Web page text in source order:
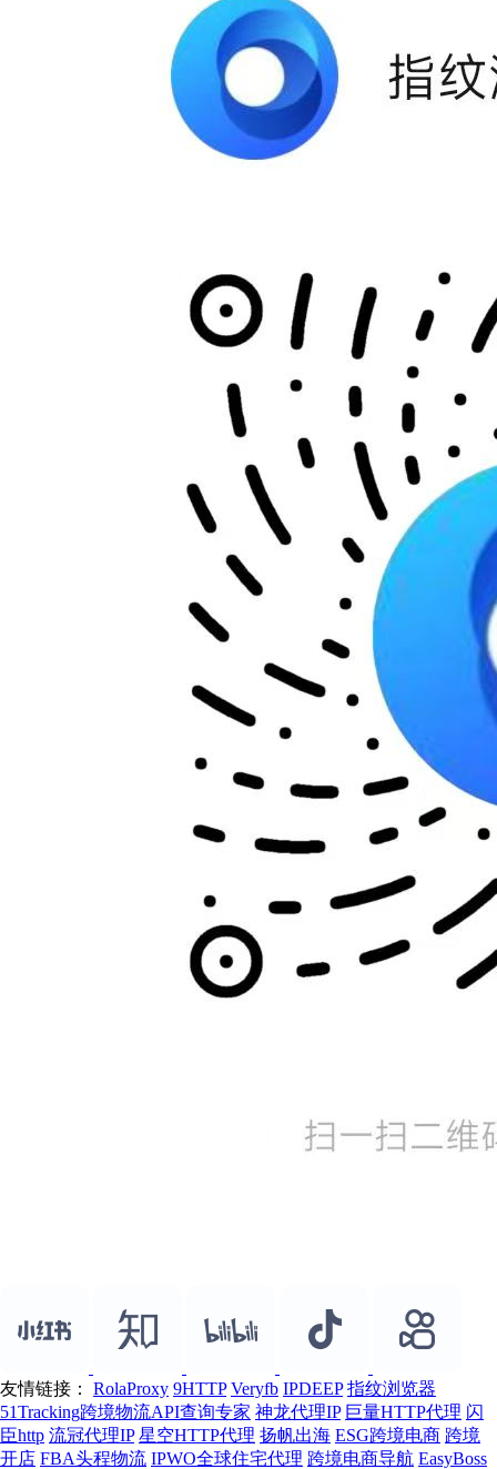
友情链接： RolaProxy 9HTTP Veryfb IPDEEP 指纹浏览器
51Tracking跨境物流API查询专家 神龙代理IP 巨量HTTP代理 闪
臣http 流冠代理IP 星空HTTP代理 扬帆出海 ESG跨境电商 跨境
开店 FBA头程物流 IPWO全球住宅代理 跨境电商导航 EasyBoss